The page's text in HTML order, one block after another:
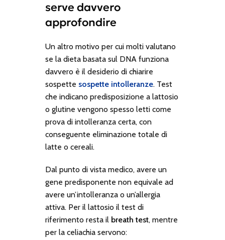
serve davvero
approfondire
Un altro motivo per cui molti valutano
se la dieta basata sul DNA funziona
davvero è il desiderio di chiarire
sospette sospette intolleranze. Test
che indicano predisposizione a lattosio
o glutine vengono spesso letti come
prova di intolleranza certa, con
conseguente eliminazione totale di
latte o cereali.
Dal punto di vista medico, avere un
gene predisponente non equivale ad
avere un’intolleranza o un’allergia
attiva. Per il lattosio il test di
riferimento resta il breath test, mentre
per la celiachia servono: